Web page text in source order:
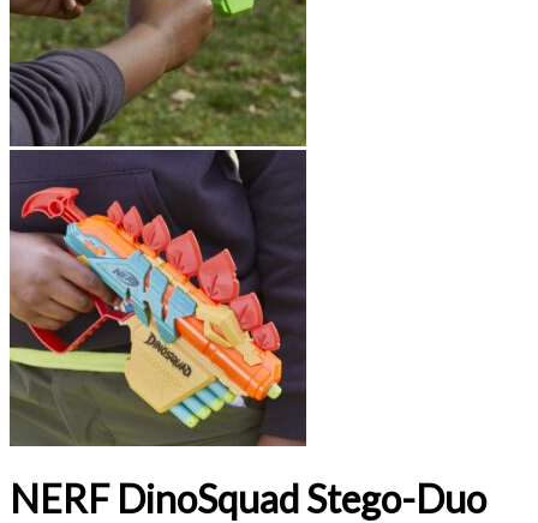
NERF DinoSquad Stego-Duo